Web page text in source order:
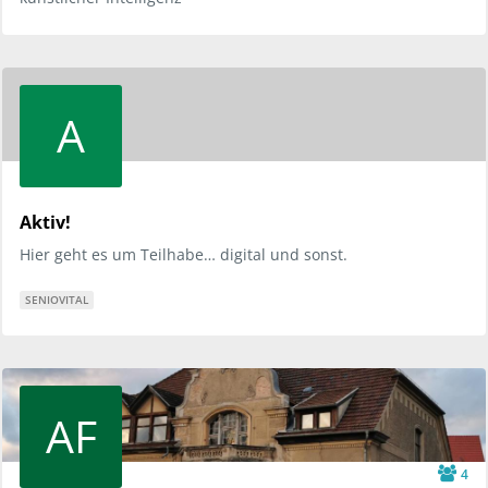
A
Aktiv!
Hier geht es um Teilhabe… digital und sonst.
SENIOVITAL
AF
4